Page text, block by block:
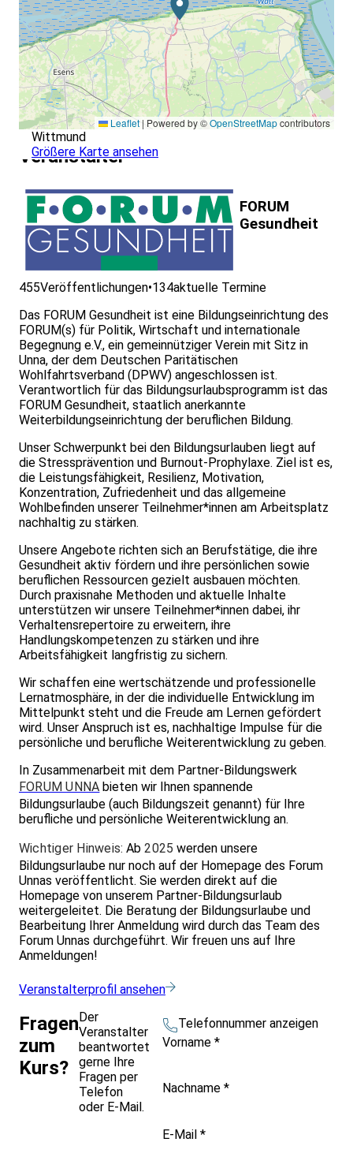
Leaflet | Powered by ©OpenStreetMapcontributors
Wittmund
Größere Karte ansehen
Veranstalter
FORUM
Gesundheit
455Veröffentlichungen•134aktuelle Termine
Das FORUM Gesundheit ist eine Bildungseinrichtung des
FORUM(s) für Politik, Wirtschaft und internationale
Begegnung e.V., ein gemeinnütziger Verein mit Sitz in
Unna, der dem Deutschen Paritätischen
Wohlfahrtsverband (DPWV) angeschlossen ist.
Verantwortlich für das Bildungsurlaubsprogramm ist das
FORUM Gesundheit, staatlich anerkannte
Weiterbildungseinrichtung der beruflichen Bildung.
Unser Schwerpunkt bei den Bildungsurlauben liegt auf
die Stressprävention und Burnout-Prophylaxe. Ziel ist es,
die Leistungsfähigkeit, Resilienz, Motivation,
Konzentration, Zufriedenheit und das allgemeine
Wohlbefinden unserer Teilnehmer*innen am Arbeitsplatz
nachhaltig zu stärken.
Unsere Angebote richten sich an Berufstätige, die ihre
Gesundheit aktiv fördern und ihre persönlichen sowie
beruflichen Ressourcen gezielt ausbauen möchten.
Durch praxisnahe Methoden und aktuelle Inhalte
unterstützen wir unsere Teilnehmer*innen dabei, ihr
Verhaltensrepertoire zu erweitern, ihre
Handlungskompetenzen zu stärken und ihre
Arbeitsfähigkeit langfristig zu sichern.
Wir schaffen eine wertschätzende und professionelle
Lernatmosphäre, in der die individuelle Entwicklung im
Mittelpunkt steht und die Freude am Lernen gefördert
wird. Unser Anspruch ist es, nachhaltige Impulse für die
persönliche und berufliche Weiterentwicklung zu geben.
In Zusammenarbeit mit dem Partner-Bildungswerk
FORUM UNNA bieten wir Ihnen spannende
Bildungsurlaube (auch Bildungszeit genannt) für Ihre
berufliche und persönliche Weiterentwicklung an.
Wichtiger Hinweis: Ab2025 werden unsere
Bildungsurlaube nur noch auf der Homepage des Forum
Unnas veröffentlicht. Sie werden direkt auf die
Homepage von unserem Partner-Bildungsurlaub
weitergeleitet. Die Beratung der Bildungsurlaube und
Bearbeitung Ihrer Anmeldung wird durch das Team des
Forum Unnas durchgeführt. Wir freuen uns auf Ihre
Anmeldungen!
Veranstalterprofil ansehen
Fragen
zum
Kurs?
Der
Veranstalter
beantwortet
gerne Ihre
Fragen per
Telefon
oder E-Mail.
Telefonnummer anzeigen
Vorname *
Nachname *
E-Mail *